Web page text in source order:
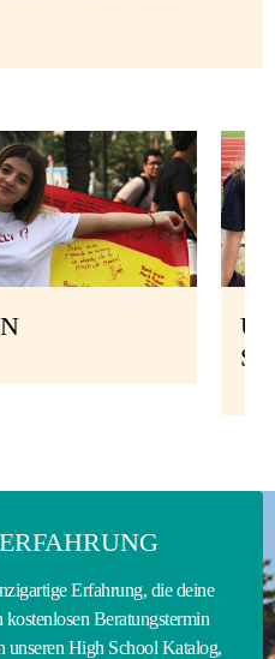
Erfahrung, die deine
Beratungstermin
High School Katalog,